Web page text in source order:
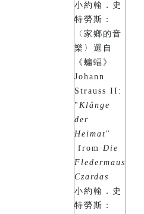
小約翰．史
特勞斯：
〈家鄉的音
樂〉選自
《蝙蝠》
Johann
Strauss II:
" Klänge
der
Heimat "
from Die
Fledermaus
Czardas
小約翰．史
特勞斯：